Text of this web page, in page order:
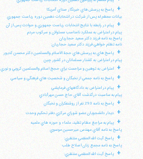
+
پاسخ به پرسش هاي خبرنگار صداي آمريكا
بيانات معظم له پس از شركت در انتخابات دهمين دوره رياست جمهوري
+
پيام در رابطه با نتايج انتخابات رياست جمهوري و حوادث پس از آن
پيام در اعتراض به عملكرد نامناسب مسئولان و سركوب مردم
پاسخ به نامه فرزند دكتر سعيد حجاريان
نامه تظلم خواهي فرزند دكتر سعيد حجاريان:
+
پاسخ هاي به پرسش هاي حجة الاسلام والمسلمين دكتر محسن كديور
پيام در اعتراض به كشتار مسلمانان در كشور چين
+ اعتراض به توهين و مزاحمت براي حجج اسلام والمسلمين كروبي و نوري
+ پاسخ به نامه جمعي از نخبگان و شخصيت هاي فرهنگي و سياسي
+
پيام در اعتراض به دادگاههاي فرمايشي
پيام به مناسبت درگذشت آقاي حاج حسن مهرآبادي
+ پاسخ به نامه 293 نفر از روشنفكران و نخبگان
+ ديدار دانشجويان عضو شوراي مركزي دفتر تحكيم وحدت
+
پيام به مراجع عظام تقليد، علماء و حوزه هاي علميه
پاسخ به نامه آقاي مهندس ميرحسين موسوي
+
پاسخ آيت الله العظمي منتظري:
پاسخ به نامه مجمع زنان اصلاح طلب
+ پاسخ آيت الله العظمي منتظري: